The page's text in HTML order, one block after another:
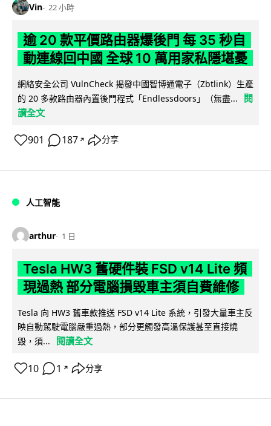
Vin 22 小時
逾 20 款平價路由器爆後門 每 35 秒自
動連線回中國 全球 10 萬用家私隱堪憂
網絡安全公司 VulnCheck 揭發中國智博通電子（Zbtlink）生產
的 20 多款路由器內置後門程式「Endlessdoors」（無盡...
閱
讀全文
901 187 ↗ 分享
人工智能
arthur 1 日
Tesla HW3 舊硬件裝 FSD v14 Lite 頻
現過熱 部分電腦損毀車主須自費維修
Tesla 向 HW3 舊車款推送 FSD v14 Lite 系統，引發大量車主反
映自動駕駛電腦嚴重過熱，部分更觸發高溫保護甚至直接燒
毀，須...
閱讀全文
10 1 ↗ 分享